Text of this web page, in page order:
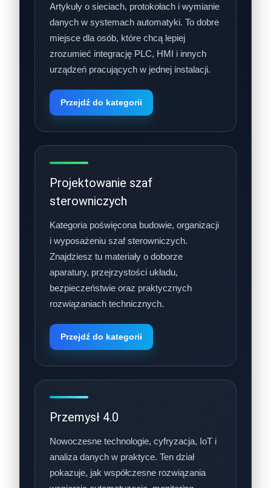
Artykuły o sieciach, protokołach i wymianie
danych w systemach automatyki. To dobre
miejsce dla osób, które chcą lepiej
zrozumieć integrację PLC, HMI i innych
urządzeń pracujących w jednej instalacji.
Przejdź do kategorii
Projektowanie szaf
sterowniczych
Kategoria poświęcona budowie, organizacji
i wyposażeniu szaf sterowniczych.
Znajdziesz tu materiały o doborze
aparatury, przejrzystości układu,
bezpieczeństwie oraz praktycznych
rozwiązaniach technicznych.
Przejdź do kategorii
Przemysł 4.0
Nowoczesne technologie, cyfryzacja, IoT i
analiza danych w praktyce. Ten dział
pokazuje, jak współczesne rozwiązania